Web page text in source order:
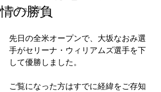
コミュニティ
情の勝負
先日の全米オープンで、大坂なおみ選
手がセリーナ・ウィリアムズ選手を下
して優勝しました。
ご覧になった方はすでに経緯をご存知